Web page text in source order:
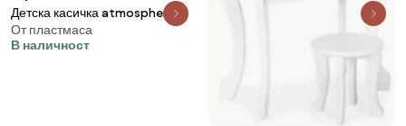
Детска касичка atmosphera
Scott, 15 см
От пластмаса
В наличност